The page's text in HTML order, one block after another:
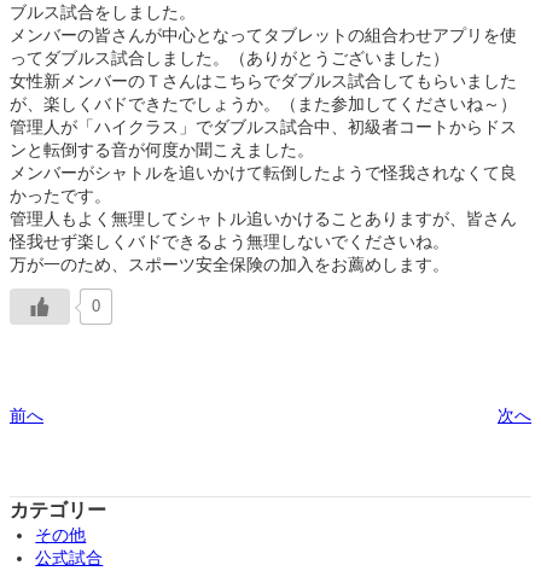
ブルス試合をしました。
メンバーの皆さんが中心となってタブレットの組合わせアプリを使
ってダブルス試合しました。（ありがとうございました）
女性新メンバーのＴさんはこちらでダブルス試合してもらいました
が、楽しくバドできたでしょうか。（また参加してくださいね～）
管理人が「ハイクラス」でダブルス試合中、初級者コートからドス
ンと転倒する音が何度か聞こえました。
メンバーがシャトルを追いかけて転倒したようで怪我されなくて良
かったです。
管理人もよく無理してシャトル追いかけることありますが、皆さん
怪我せず楽しくバドできるよう無理しないでくださいね。
万が一のため、スポーツ安全保険の加入をお薦めします。
0
前へ 次へ
カテゴリー
その他
公式試合